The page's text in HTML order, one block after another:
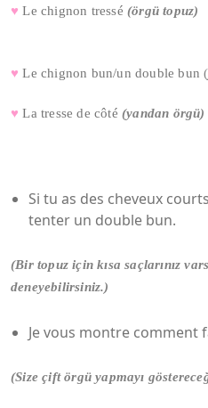
♥ Le chignon tressé(örgü topuz)
♥ Le chignon bun/un double bun(
♥ La tresse de côté(yandan örgü)
Si tu as des cheveux
tenter un double bun.
(Bir topuz için kısa saçlarınız
deneyebilirsiniz.)
Je vous montre comment
(Size çift örgü yapmayı